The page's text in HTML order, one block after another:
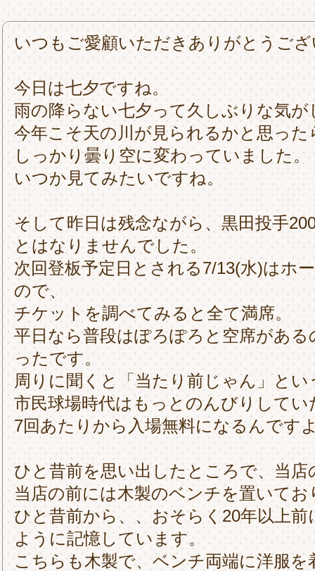
いつもご愛顧いただきありがとうご
今日は七夕ですね。
雨の降らない七夕って久しぶりな気が
今年こそ天の川が見られるかと思った
しっかり曇り空に変わっていました。
いつか見てみたいですね。
そして昨日は残念ながら、黒田投手
とはなりませんでした。
次回登板予定日とされる7/13(水)はホ
ので、
チケットを調べてみると全て満席。
平日なら普段はぽろぽろと空席があ
ったです。
周りに聞くと「当たり前じゃん」と
市民球場時代はもっとのんびりして
7回あたりから入場無料になるんです
ひと昔前を思い出したところで、当店
当店の前には木製のベンチを置いてお
ひと昔前から、、おそらく20年以上
ように記憶しています。
こちらも木製で、ベンチ両端に洋服